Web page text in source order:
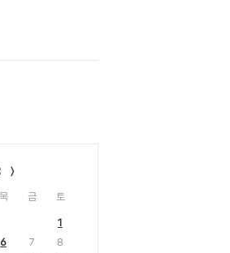
목 금 토
1
6 7
8